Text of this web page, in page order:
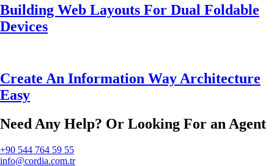
Building Web Layouts For Dual Foldable
Devices
Create An Information Way Architecture
Easy
Need Any Help? Or Looking For an Agent
+90 544 764 59 55
info@cordia.com.tr